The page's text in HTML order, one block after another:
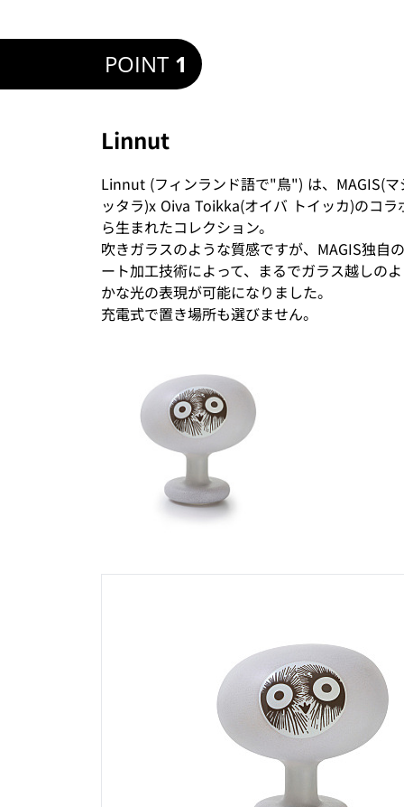
POINT 1
Linnut
Linnut (フィンランド語で"鳥") は、MAGIS(
ッタラ)x Oiva Toikka(オイバ トイッカ)のコラ
ら生まれたコレクション。
吹きガラスのような質感ですが、MAGIS独自
ート加工技術によって、まるでガラス越しの
かな光の表現が可能になりました。
充電式で置き場所も選びません。